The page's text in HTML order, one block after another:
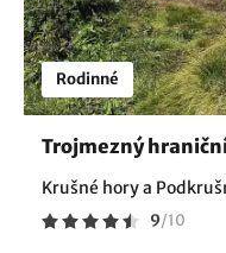
Rodinné
Trojmezný
Krušné hory a
9/10